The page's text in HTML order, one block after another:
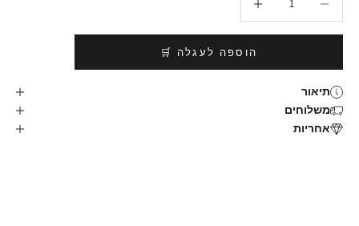
הוספה לעגלה 🛒
תיאור
משלוחים
אחריות